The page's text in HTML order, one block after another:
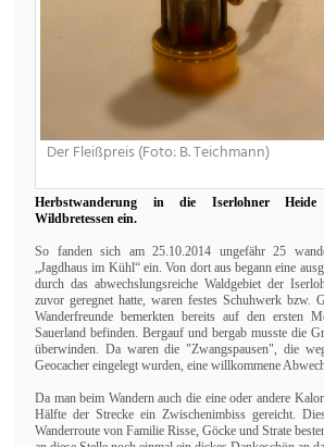
Der Fleißpreis (Foto: B. Teichmann)
Herbstwanderung in die Iserlohner Heide
Wildbretessen ein.
So fanden sich am 25.10.2014 ungefähr 25
„Jagdhaus im Kühl“ ein. Von dort aus begann eine
durch das abwechslungsreiche Waldgebiet der
zuvor geregnet hatte, waren festes Schuhwerk bzw.
Wanderfreunde bemerkten bereits auf den ersten
Sauerland befinden. Bergauf und bergab musste die
überwinden. Da waren die "Zwangspausen", die
Geocacher eingelegt wurden, eine willkommene
Da man beim Wandern auch die eine oder andere
Hälfte der Strecke ein Zwischenimbiss gereicht.
Wanderroute von Familie Risse, Göcke und Strate